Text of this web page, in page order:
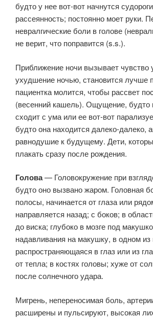
будто у нее вот-вот начнутся
рассеянность; постоянно моет руки.
невралгические боли в голове
не верит, что поправится (s.s.).
Приближение ночи вызывает чувство
ухудшение ночью, становится лучше
пациентка молится, чтобы рассвет
(весенний кашель). Ощущение, будто
сходит с ума или ее вот-вот
будто она находится далеко-далеко,
равнодушие к будущему. Дети,
плакать сразу после рождения.
Голова— Головокружение при
будто оно вызвано жаром. Головная
полосы, начинается от глаза или
направляется назад; с боков; в
до виска; глубоко в мозге под
надавливания на макушку, в одном из
распространяющаяся в глаз или из
от тепла; в костях головы; хуже от
после солнечного удара.
Мигрень, непереносимая боль,
расширены и пульсируют, высокая